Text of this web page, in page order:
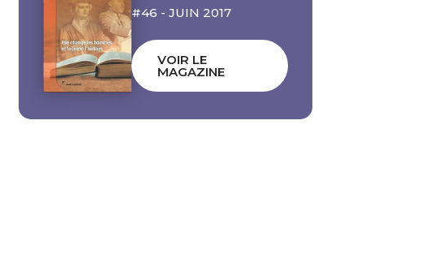
#46 - JUIN 2017
VOIR LE
MAGAZINE